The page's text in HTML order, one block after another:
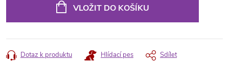
VLOŽIT DO KOŠÍKU
Dotaz k produktu Hlídací pes Sdílet